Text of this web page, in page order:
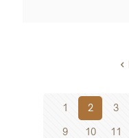
1 2 3
9 10 11